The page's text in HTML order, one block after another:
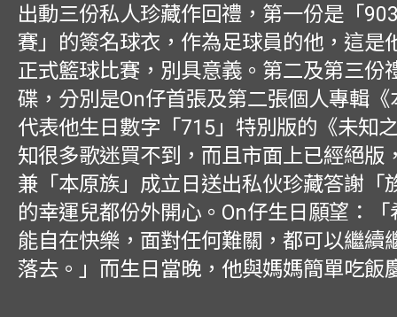
出動三份私人珍藏作回禮，第一份是「
賽」的簽名球衣，作為足球員的他，這是
正式籃球比賽，別具意義。第二及第三份
碟，分別是On仔首張及第二張個人專輯
代表他生日數字「715」特別版的《未知
知很多歌迷買不到，而且市面上已經絕版
兼「本原族」成立日送出私伙珍藏答謝「
的幸運兒都份外開心。On仔生日願望：
能自在快樂，面對任何難關，都可以繼續
落去。」而生日當晚，他與媽媽簡單吃飯